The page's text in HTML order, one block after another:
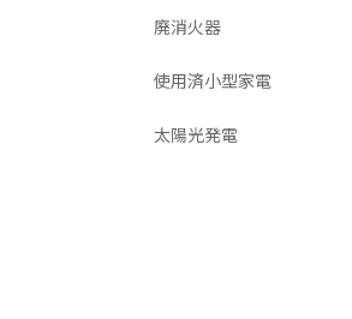
廃消火器
使用済小型家電
太陽光発電